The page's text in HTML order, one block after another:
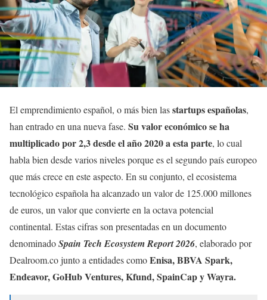
El emprendimiento español, o más bien lasstartups españolas,
han entrado en una nueva fase. Su valor económico se ha
multiplicado por 2,3 desde el año 2020 a esta parte, lo cual
habla bien desde varios niveles porque es el segundo país europeo
que más crece en este aspecto. En su conjunto, el ecosistema
tecnológico española ha alcanzado un valor de 125.000 millones
de euros, un valor que convierte en la octava potencial
continental. Estas cifras son presentadas en un documento
denominadoSpain Tech Ecosystem Report 2026, elaborado por
Dealroom.co junto a entidades comoEnisa, BBVA Spark,
Endeavor, GoHub Ventures, Kfund, SpainCap y Wayra.